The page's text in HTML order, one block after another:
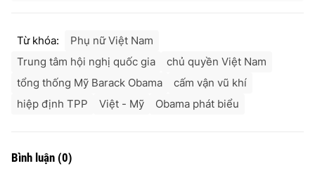
Từ khóa:
Phụ nữ Việt Nam
Trung tâm hội nghị quốc gia
chủ quyền Việt Nam
tổng thống Mỹ Barack Obama
cấm vận vũ khí
hiệp định TPP
Việt - Mỹ Obama phát biểu
Bình luận (0)